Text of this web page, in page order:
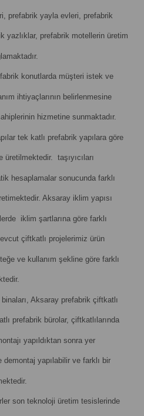
prefabrik yayla evleri, prefabrik
yazlıklar, prefabrik motellerin üretim
konutlarda müşteri istek ve
ihtiyaçlarının belirlenmesine
hizmetine sunmaktadır.
tek katlı prefabrik yapılara göre
taşıyıcıları
hesaplamalar sonucunda farklı
Aksaray iklim yapısı
iklim şartlarına göre farklı
çiftkatlı projelerimiz ürün
ve kullanım şekline göre farklı
Aksaray prefabrik çiftkatlı
prefabrik bürolar, çiftkatlılarında
yapıldıktan sonra yer
yapılabilir ve farklı bir
son teknoloji üretim tesislerinde